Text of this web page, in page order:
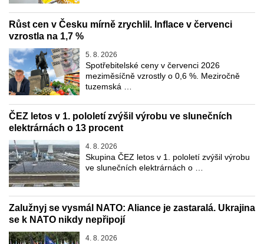
Růst cen v Česku mírně zrychlil. Inflace v červenci
vzrostla na 1,7 %
5. 8. 2026
Spotřebitelské ceny v červenci 2026
meziměsíčně vzrostly o 0,6 %. Meziročně
tuzemská …
ČEZ letos v 1. pololetí zvýšil výrobu ve slunečních
elektrárnách o 13 procent
4. 8. 2026
Skupina ČEZ letos v 1. pololetí zvýšil výrobu
ve slunečních elektrárnách o …
Zalužnyj se vysmál NATO: Aliance je zastaralá. Ukrajina
se k NATO nikdy nepřipojí
4. 8. 2026